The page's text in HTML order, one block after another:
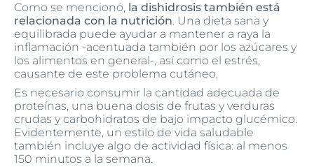
Como se mencionó, la dishidrosis también está
relacionada con la nutrición. Una dieta sana y
equilibrada puede ayudar a mantener a raya la
inflamación -acentuada también por los azúcares y
los alimentos en general-, así como el estrés,
causante de este problema cutáneo.
Es necesario consumir la cantidad adecuada de
proteínas, una buena dosis de frutas y verduras
crudas y carbohidratos de bajo impacto glucémico.
Evidentemente, un estilo de vida saludable
también incluye algo de actividad física: al menos
150 minutos a la semana.